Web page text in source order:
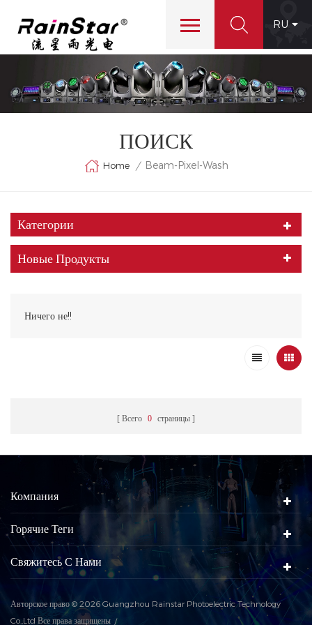
RU
ПОИСК
Home / Beam-Pixel-Wash
Категории
Новые Продукты
Ничего не!!
Всего 0 страницы
Компания
Горячие Теги
Свяжитесь С Нами
Авторское право © 2026 Guangzhou Rainstar Photoelectric Technology
Co.,Ltd Все права защищены